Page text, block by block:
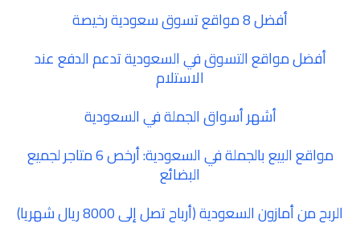
أفضل 8 مواقع تسوق سعودية رخيصة
أفضل مواقع التسوق في السعودية تدعم الدفع عند
الاستلام
أشهر أسواق الجملة في السعودية
مواقع البيع بالجملة في السعودية: أرخص 6 متاجر لجميع
البضائع
الربح من أمازون السعودية (أرباح تصل إلى 8000 ريال شهريا)